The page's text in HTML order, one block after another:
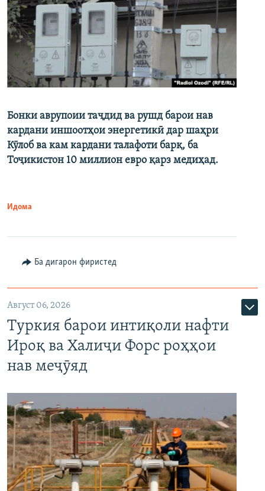
Бонки аврупоии таҷдид ва рушд барои нав
кардани иншоотҳои энергетикӣ дар шаҳри
Кӯлоб ва кам кардани талафоти барқ, ба
Тоҷикистон 10 миллион евро қарз медиҳад.
Идома
Ба дигарон фиристед
Август 06, 2026
Туркия барои интиқоли нафти
Ироқ ва Халиҷи Форс роҳҳои
нав меҷӯяд